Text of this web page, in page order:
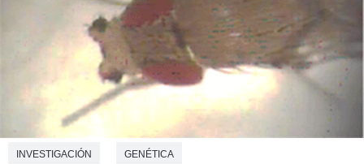
INVESTIGACIÓN GENÉTICA